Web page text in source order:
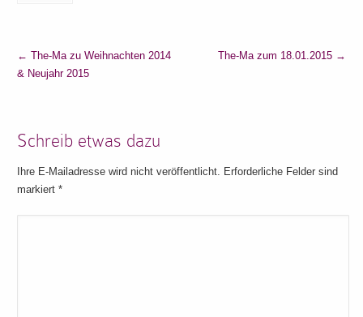
← The-Ma zu Weihnachten 2014
& Neujahr 2015
The-Ma zum 18.01.2015 →
Schreib etwas dazu
Ihre E-Mailadresse wird nicht veröffentlicht. Erforderliche Felder sind
markiert*